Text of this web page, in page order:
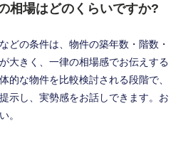
相場はどのくらいですか?
どの条件は、物件の築年数・階数・
大きく、一律の相場感でお伝えする
的な物件を比較検討される段階で、
示し、実勢感をお話しできます。お
。